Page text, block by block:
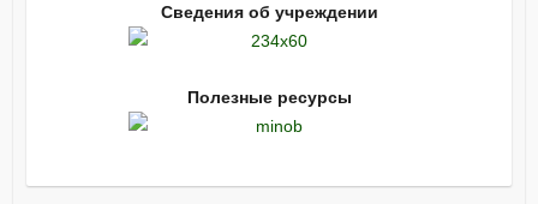
Сведения об учреждении
Полезные ресурсы